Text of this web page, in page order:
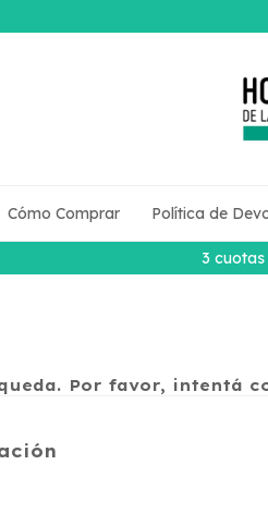
3 cuotas
Cómo Comprar Política de
Por favor, intentá